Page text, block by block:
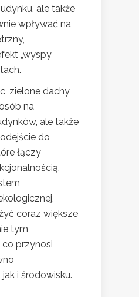
ale także
wpływać na
„wyspy
zielone dachy
na
ale także
do
łączy
coraz większe
tym
przynosi
i środowisku.